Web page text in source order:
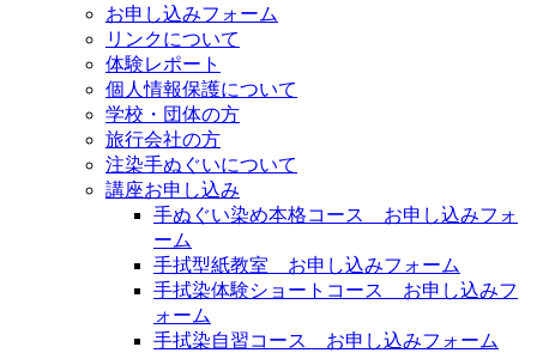
お申し込みフォーム
リンクについて
体験レポート
個人情報保護について
学校・団体の方
旅行会社の方
注染手ぬぐいについて
講座お申し込み
手ぬぐい染め本格コース お申し込みフォ
ーム
手拭型紙教室 お申し込みフォーム
手拭染体験ショートコース お申し込みフ
ォーム
手拭染自習コース お申し込みフォーム